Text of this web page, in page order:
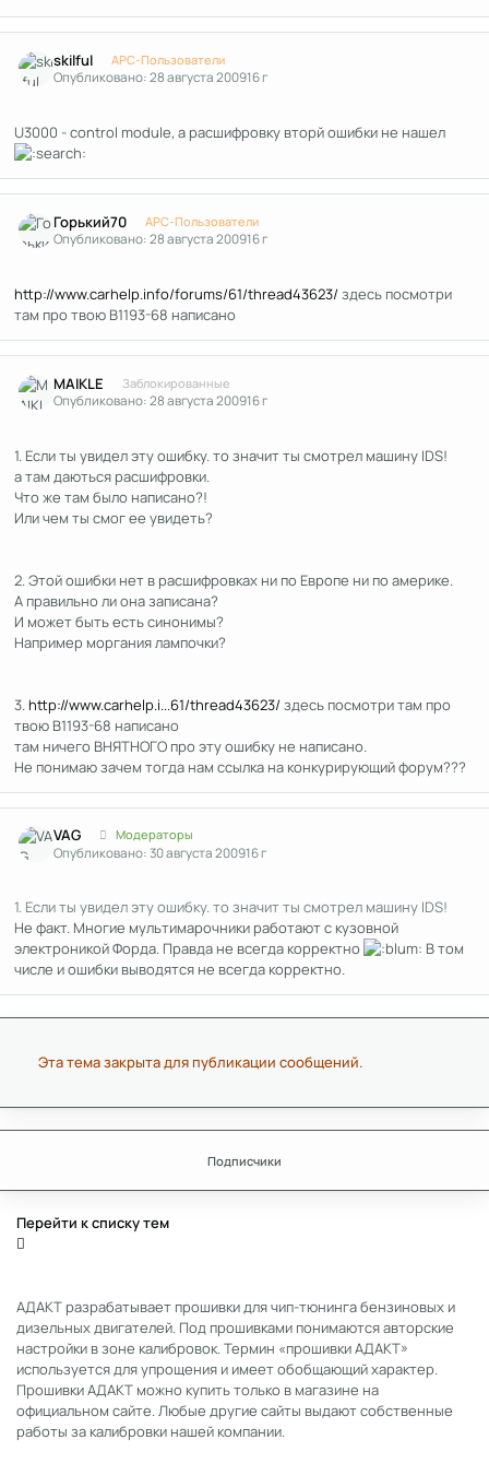
skilful APC-Пользователи
Опубликовано:28 августа 200916 г
U3000 - control module, а расшифровку вторй ошибки не нашел
Горький70 APC-Пользователи
Опубликовано:28 августа 200916 г
http://www.carhelp.info/forums/61/thread43623/ здесь посмотри
там про твою В1193-68 написано
MAIKLE Заблокированные
Опубликовано:28 августа 200916 г
1. Если ты увидел эту ошибку. то значит ты смотрел машину IDS!
а там даються расшифровки.
Что же там было написано?!
Или чем ты смог ее увидеть?
2. Этой ошибки нет в расшифровках ни по Европе ни по америке.
А правильно ли она записана?
И может быть есть синонимы?
Например моргания лампочки?
3. http://www.carhelp.i...61/thread43623/ здесь посмотри там про
твою В1193-68 написано
там ничего ВНЯТНОГО про эту ошибку не написано.
Не понимаю зачем тогда нам ссылка на конкурирующий форум???
VAG Модераторы
Опубликовано:30 августа 200916 г
1. Если ты увидел эту ошибку. то значит ты смотрел машину IDS!
Не факт. Многие мультимарочники работают с кузовной
электроникой Форда. Правда не всегда корректно
В том
числе и ошибки выводятся не всегда корректно.
Эта тема закрыта для публикации сообщений.
Подписчики
Перейти к списку тем
АДАКТ разрабатывает прошивки для чип-тюнинга бензиновых и
дизельных двигателей. Под прошивками понимаются авторские
настройки в зоне калибровок. Термин «прошивки АДАКТ»
используется для упрощения и имеет обобщающий характер.
Прошивки АДАКТ можно купить только в магазине на
официальном сайте. Любые другие сайты выдают собственные
работы за калибровки нашей компании.